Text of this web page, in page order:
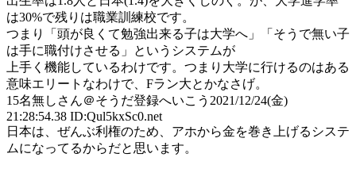
は30%で残りは職業訓練校です。
つまり「頭が良くて勉強出来る子は大学へ」「そうで無い子
は手に職付けさせる」というシステムが
上手く機能しているわけです。つまり大学に行けるのはある
意味エリートなわけで、Fラン大とかなさげ。
15名無しさん＠そうだ登録へいこう 2021/12/24(金)
21:28:54.38 ID:Qul5kxSc0.net
日本は、ぜんぶ利権のため、アホから金を巻き上げるシステ
ムになってるからだと思います。